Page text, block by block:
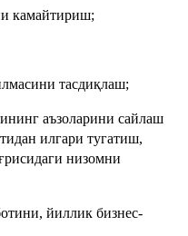
камайтириш;
тасдиқлаш;
аъзоларини сайлаш
илгари тугатиш,
низомни
йиллик бизнес-